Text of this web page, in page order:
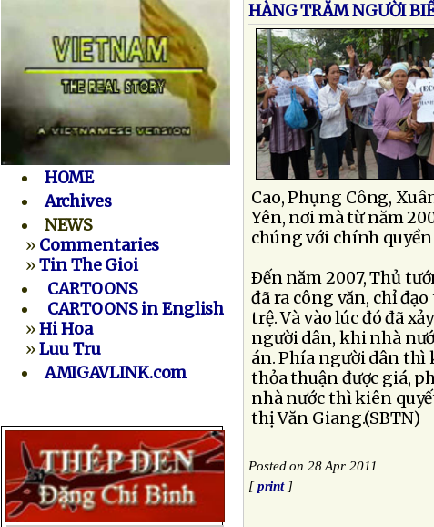
HOME
Archives
NEWS
» Commentaries
»Tin The Gioi
CARTOONS
CARTOONS in English
»Hi Hoa
»Luu Tru
AMIGAVLINK.com
HÀNG TRĂM NGƯỜI
Cao, Phụng Công,
Yên, nơi mà từ năm
chúng với chính quyền
Ðến năm 2007, Thủ
đã ra công văn, chỉ
trệ. Và vào lúc đó đã
người dân, khi nhà
án. Phía người dân
thỏa thuận được giá,
nhà nước thì kiên
thị Văn Giang.(SBTN)
Posted on 28 Apr 2011
[print]